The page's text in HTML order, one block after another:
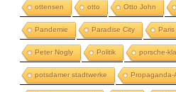
ottensen otto Otto John
Pandemie Paradise City Paris
Peter Nogly Politik porsche-
potsdamer stadtwerke Propaganda-